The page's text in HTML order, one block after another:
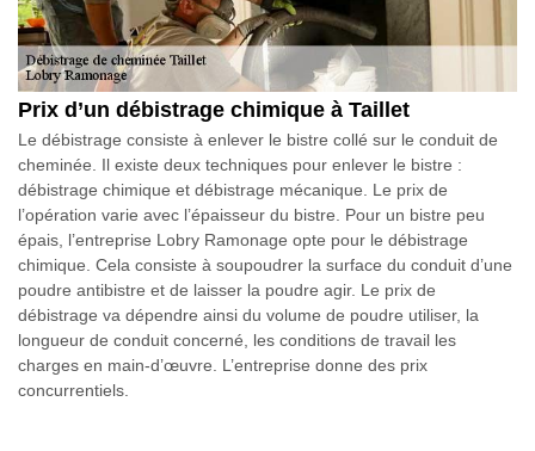
Prix d’un débistrage chimique à Taillet
Le débistrage consiste à enlever le bistre collé sur le conduit de
cheminée. Il existe deux techniques pour enlever le bistre :
débistrage chimique et débistrage mécanique. Le prix de
l’opération varie avec l’épaisseur du bistre. Pour un bistre peu
épais, l’entreprise Lobry Ramonage opte pour le débistrage
chimique. Cela consiste à soupoudrer la surface du conduit d’une
poudre antibistre et de laisser la poudre agir. Le prix de
débistrage va dépendre ainsi du volume de poudre utiliser, la
longueur de conduit concerné, les conditions de travail les
charges en main-d’œuvre. L’entreprise donne des prix
concurrentiels.